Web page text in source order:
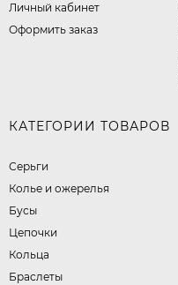
Личный кабинет
Оформить заказ
КАТЕГОРИИ ТОВАРОВ
Серьги
Колье и ожерелья
Бусы
Цепочки
Кольца
Браслеты